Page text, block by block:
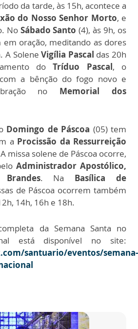
da tarde, às 15h, acontece a
do Nosso Senhor Morto, e
No Sábado Santo (4), às 9h, os
oração, meditando as dores
A SoleneVigília Pascal das 20h
doTríduo Pascal, o
a bênção do fogo novo e
no Memorial dos
Domingo de Páscoa (05) tem
a Procissão da Ressurreição
missa solene de Páscoa ocorre,
Administrador Apostólico,
. Na Basílica de
de Páscoa ocorrem também
14h, 16h e 18h.
da Semana Santa no
está disponível no site:
santuario/eventos/semana-